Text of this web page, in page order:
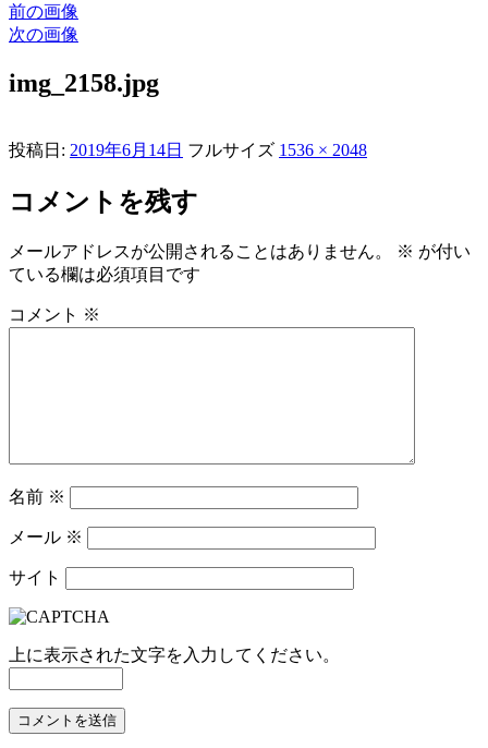
前の画像
次の画像
img_2158.jpg
投稿日: 2019年6月14日 フルサイズ 1536 × 2048
コメントを残す
メールアドレスが公開されることはありません。 ※ が付い
ている欄は必須項目です
コメント ※
名前 ※
メール ※
サイト
上に表示された文字を入力してください。